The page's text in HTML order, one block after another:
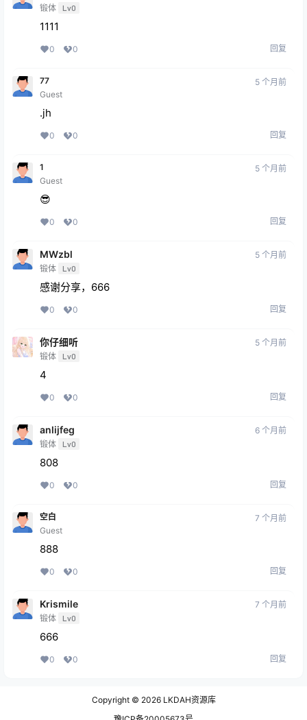
锻体 Lv0
1111
0 0 回复
77
Guest
5 个月前
.jh
0 0 回复
1
Guest
5 个月前
😎
0 0 回复
MWzbl
锻体 Lv0
5 个月前
感谢分享，666
0 0 回复
你仔细听
锻体 Lv0
5 个月前
4
0 0 回复
anlijfeg
锻体 Lv0
6 个月前
808
0 0 回复
空白
Guest
7 个月前
888
0 0 回复
Krismile
锻体 Lv0
7 个月前
666
0 0 回复
Copyright © 2026LKDAH资源库